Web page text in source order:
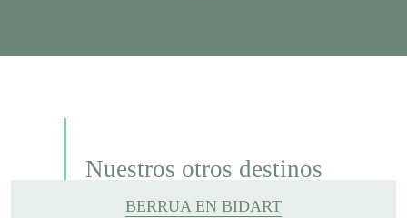
Nuestros otros destinos
BERRUA EN BIDART